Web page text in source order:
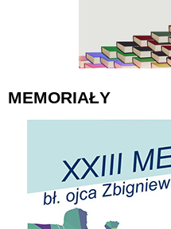
MEMORIAŁY